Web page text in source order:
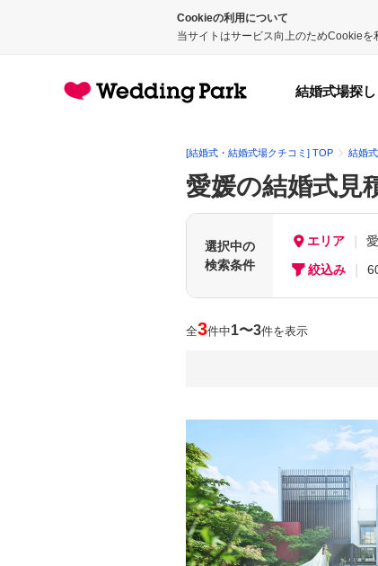
Cookieの利用について
当サイトはサービス向上のためCookie
結婚式場探し
[結婚式・結婚式場クチコミ] TOP 結婚
愛媛の結婚式見
選択中の
検索条件
エリア
絞込み
全3件中1〜3件を表示